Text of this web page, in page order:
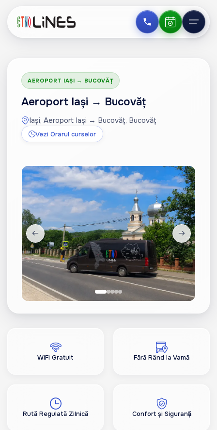
AEROPORT IAȘI → BUCOVĂȚ
Aeroport Iași → Bucovăț
Iași, Aeroport Iași → Bucovăț, Bucovăț
Vezi Orarul curselor
WiFi Gratuit Fără Rând la Vamă
Rută Regulată Zilnică Confort și Siguranță